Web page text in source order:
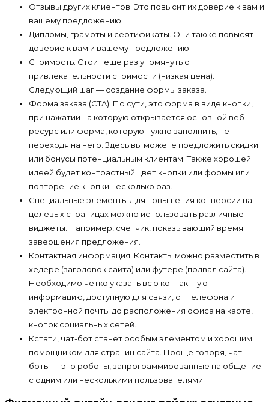
Отзывы других клиентов. Это повысит их доверие к вам и
вашему предложению.
Дипломы, грамоты и сертификаты. Они также повысят
доверие к вам и вашему предложению.
Стоимость. Стоит еще раз упомянуть о
привлекательности стоимости (низкая цена).
Следующий шаг — создание формы заказа.
Форма заказа (CTA). По сути, это форма в виде кнопки,
при нажатии на которую открывается основной веб-
ресурс или форма, которую нужно заполнить, не
переходя на него. Здесь вы можете предложить скидки
или бонусы потенциальным клиентам. Также хорошей
идеей будет контрастный цвет кнопки или формы или
повторение кнопки несколько раз.
Специальные элементы Для повышения конверсии на
целевых страницах можно использовать различные
виджеты. Например, счетчик, показывающий время
завершения предложения.
Контактная информация. Контакты можно разместить в
хедере (заголовок сайта) или футере (подвал сайта).
Необходимо четко указать всю контактную
информацию, доступную для связи, от телефона и
электронной почты до расположения офиса на карте,
кнопок социальных сетей.
Кстати, чат-бот станет особым элементом и хорошим
помощником для страниц сайта. Проще говоря, чат-
боты — это роботы, запрограммированные на общение
с одним или несколькими пользователями.